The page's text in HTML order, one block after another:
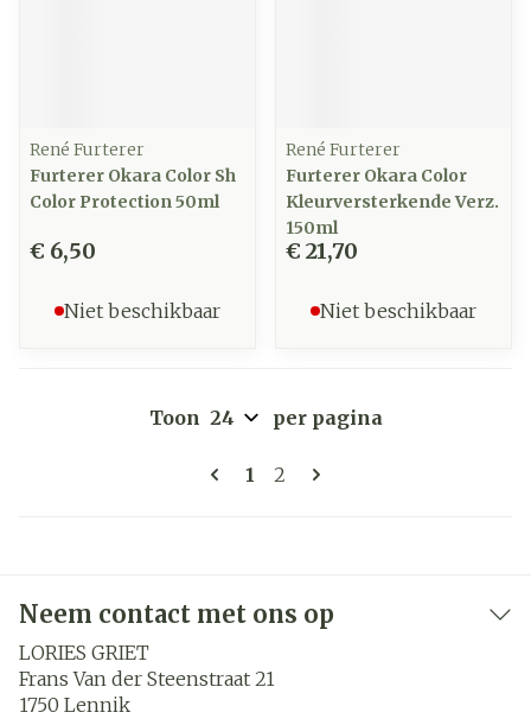
René Furterer
Furterer Okara Color Sh
Color Protection 50ml
€ 6,50
Niet beschikbaar
René Furterer
Furterer Okara Color
Kleurversterkende Verz.
150ml
€ 21,70
Niet beschikbaar
Pagina's
U lees momenteel pagina
1 Pagina
2
Toon per pagina
Neem contact met ons op
LORIES GRIET
Frans Van der Steenstraat 21
1750 Lennik